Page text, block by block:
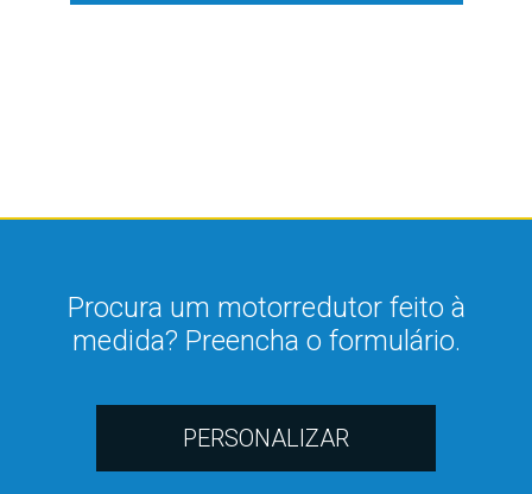
Procura um motorredutor feito à
medida? Preencha o formulário.
PERSONALIZAR